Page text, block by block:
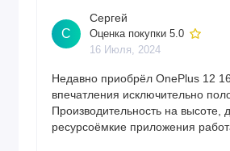
С
Сергей
Оценка покупки 5.0
16 Июля, 2024
Недавно приобрёл OnePlus 12
впечатления исключительно
Производительность на высоте,
ресурсоёмкие приложения